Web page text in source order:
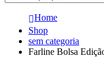
Home
Shop
sem categoria
Farline Bolsa